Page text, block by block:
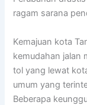
ragam sarana
Kemajuan kota
kemudahan jalan
tol yang lewat
umum yang
Beberapa